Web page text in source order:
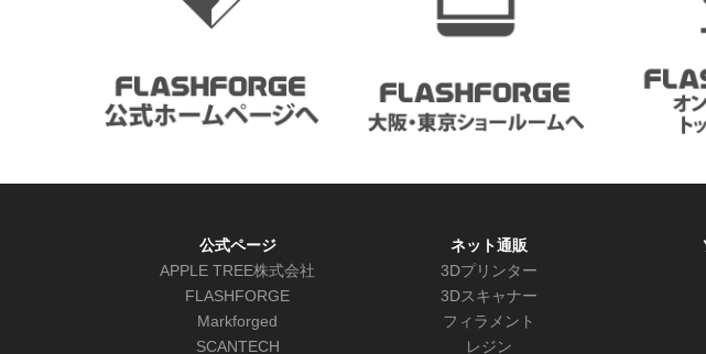
公式ページ
APPLE TREE株式会社
FLASHFORGE
Markforged
SCANTECH
ネット通販
3Dプリンター
3Dスキャナー
フィラメント
レジン